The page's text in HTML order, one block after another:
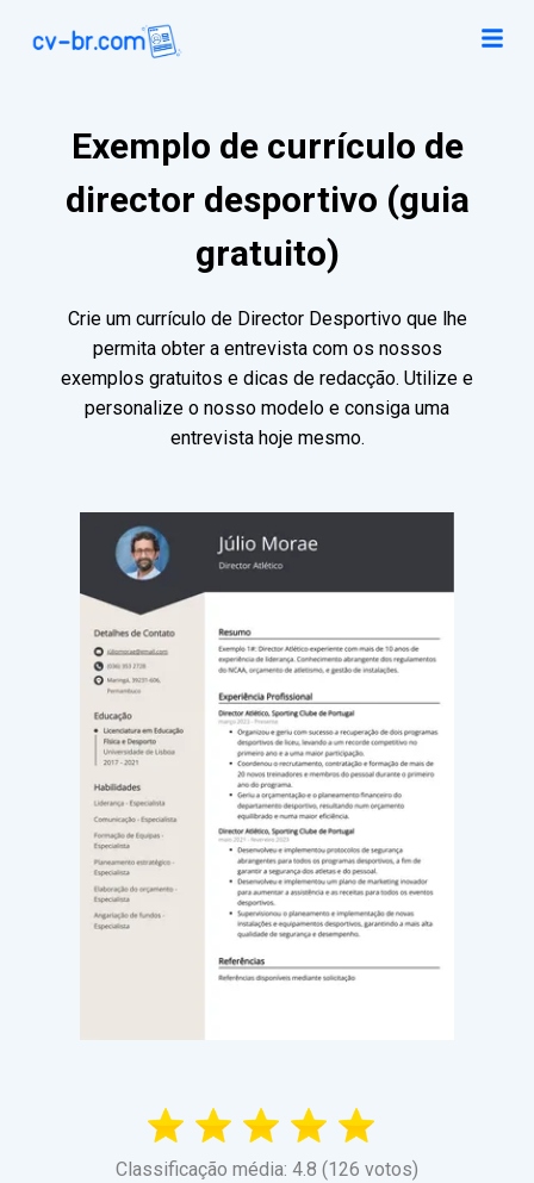
Exemplo de currículo de
director desportivo (guia
gratuito)
Crie um currículo de Director Desportivo que lhe
permita obter a entrevista com os nossos
exemplos gratuitos e dicas de redacção. Utilize e
personalize o nosso modelo e consiga uma
entrevista hoje mesmo.
Classificação média: 4.8 (126 votos)